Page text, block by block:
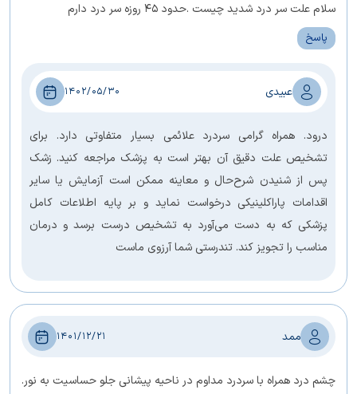
سلام علت سر درد شدید چیست .حدود ۴۵ روزه سر درد دارم
پاسخ
عبیدی 1402/05/30
درود. همراه گرامی سردرد علائمی بسیار متفاوتی دارد. برای
تشخیص علت دقیق آن بهتر است به پزشک مراجعه کنید. زشک
پس از شنیدن شرح‌حال و معاینه ممکن است آزمایش یا سایر
اقدامات پاراکلینیکی درخواست نماید و بر پایه اطلاعات کامل
پزشکی که به دست می‌آورد به تشخیص درست برسد و درمان
مناسب را تجویز کند. تندرستی شما آرزوی ماست
ممد 1401/12/21
چشم درد همراه با سردرد مداوم در ناحیه پیشانی جلو حساسیت به نور.